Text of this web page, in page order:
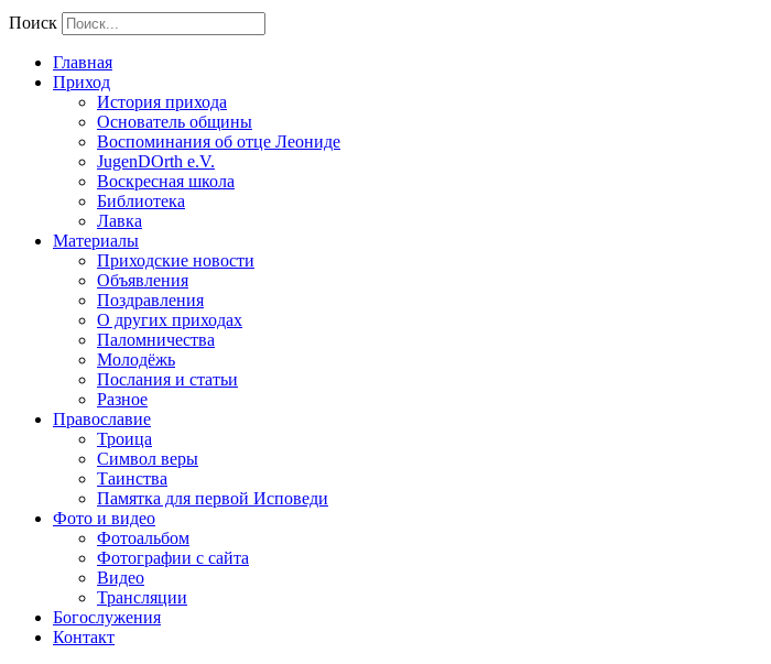
Поиск
Главная
Приход
История прихода
Основатель общины
Воспоминания об отце Леониде
JugenDOrth e.V.
Воскресная школа
Библиотека
Лавка
Материалы
Приходские новости
Объявления
Поздравления
О других приходах
Паломничества
Молодёжь
Послания и статьи
Разное
Православие
Троица
Символ веры
Таинства
Памятка для первой Исповеди
Фото и видео
Фотоальбом
Фотографии с сайта
Видео
Трансляции
Богослужения
Контакт